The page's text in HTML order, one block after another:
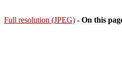
Full resolution (JPEG) - On this